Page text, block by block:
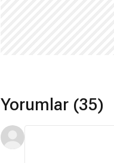
Yorumlar (35)